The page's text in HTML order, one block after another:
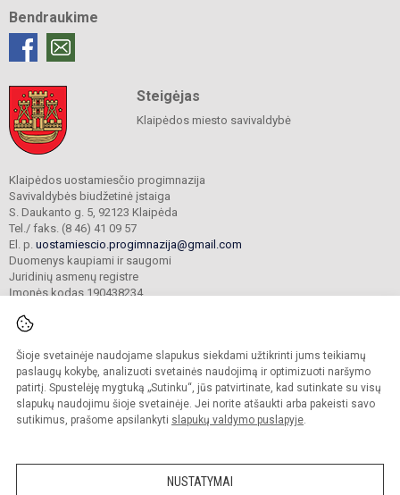
Šioje svetainėje naudojame slapukus siekdami užtikrinti jums teikiamų
paslaugų kokybę, analizuoti svetainės naudojimą ir optimizuoti naršymo
patirtį. Spustelėję mygtuką „Sutinku“, jūs patvirtinate, kad sutinkate su visų
slapukų naudojimu šioje svetainėje. Jei norite atšaukti arba pakeisti savo
sutikimus, prašome apsilankyti slapukų valdymo puslapyje.
NUSTATYMAI
Bendraukime
Steigėjas
Klaipėdos miesto savivaldybė
Klaipėdos uostamiesčio progimnazija
Savivaldybės biudžetinė įstaiga
S. Daukanto g. 5, 92123 Klaipėda
Tel./ faks. (8 46) 41 09 57
El. p. uostamiescio.progimnazija@gmail.com
Duomenys kaupiami ir saugomi
Juridinių asmenų registre
Įmonės kodas 190438234
© 2023. Klaipėdos uostamiesčio progimnazija. Visos teisės saugomos.
Kopijuoti turinį be raštiško gimnazijos sutikimo griežtai draudžiama.
Prieinamumo paraiška Slapukų valdymas
Sumanus būdas atnaujinti